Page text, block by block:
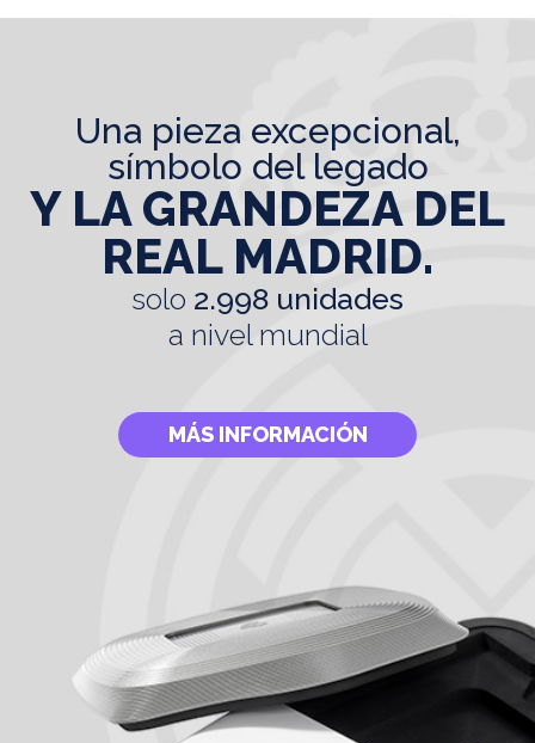
una pieza excepcional,
símbolo del legado
Y LA GRANDEZA DEL
REAL MADRID.
solo 2.998 unidades
a nivel mundial
MÁS INFORMACIÓN